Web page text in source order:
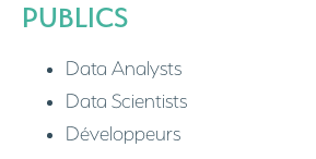
PUBLICS
Data Analysts
Data Scientists
Développeurs